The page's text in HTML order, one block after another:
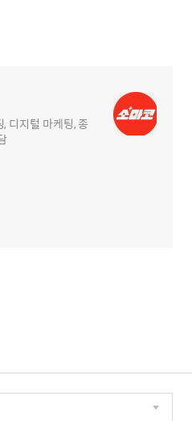
디지털 마케팅, 종